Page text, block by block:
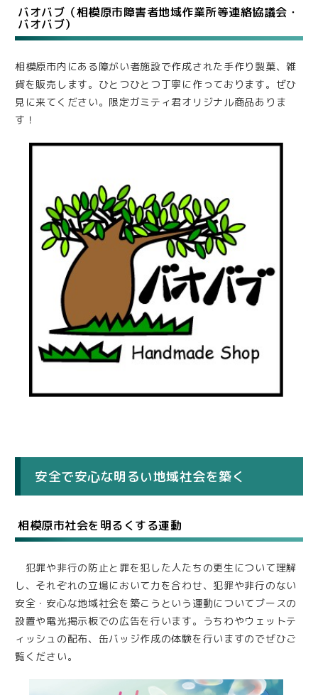
バオバブ（相模原市障害者地域作業所等連絡協議会・
バオバブ）
相模原市内にある障がい者施設で作成された手作り製菓、雑
貨を販売します。ひとつひとつ丁寧に作っております。ぜひ
見に来てください。限定ガミティ君オリジナル商品ありま
す！
安全で安心な明るい地域社会を築く
相模原市社会を明るくする運動
犯罪や非行の防止と罪を犯した人たちの更生について理解
し、それぞれの立場において力を合わせ、犯罪や非行のない
安全・安心な地域社会を築こうという運動についてブースの
設置や電光掲示板での広告を行います。うちわやウェットテ
ィッシュの配布、缶バッジ作成の体験を行いますのでぜひご
覧ください。